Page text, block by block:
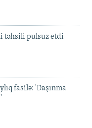
təhsili pulsuz etdi
fasilə: 'Daşınma